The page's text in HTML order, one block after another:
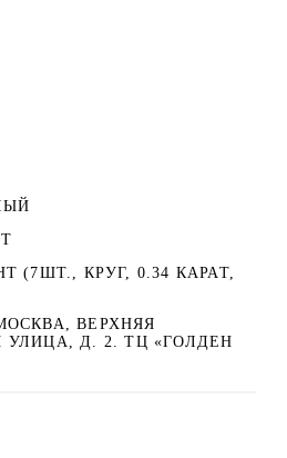
(7ШТ., КРУГ, 0.34 КАРАТ,
ВЕРХНЯЯ
Д. 2. ТЦ «ГОЛДЕН